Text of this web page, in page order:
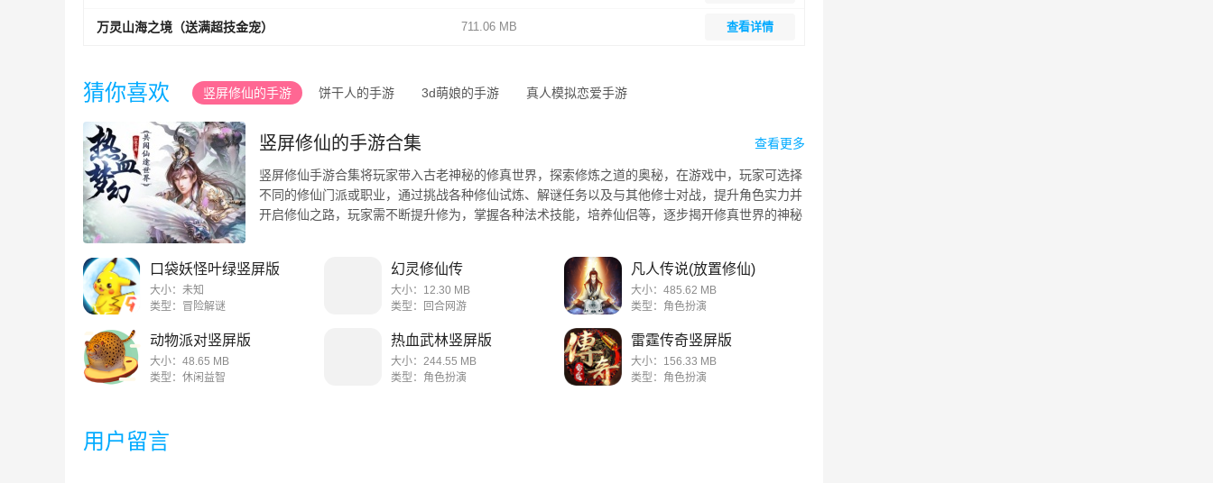
万灵山海之境（送满超技金宠） 711.06 MB 查看详情
猜你喜欢 竖屏修仙的手游 饼干人的手游 3d萌娘的手游 真人模拟恋爱手游
竖屏修仙的手游合集 查看更多
竖屏修仙手游合集将玩家带入古老神秘的修真世界，探索修炼之道的奥秘，在游戏中，玩家可选择
不同的修仙门派或职业，通过挑战各种修仙试炼、解谜任务以及与其他修士对战，提升角色实力并
开启修仙之路，玩家需不断提升修为，掌握各种法术技能，培养仙侣等，逐步揭开修真世界的神秘
口袋妖怪叶绿竖屏版
大小：未知
类型：冒险解谜
幻灵修仙传
大小：12.30 MB
类型：回合网游
凡人传说(放置修仙)
大小：485.62 MB
类型：角色扮演
动物派对竖屏版
大小：48.65 MB
类型：休闲益智
热血武林竖屏版
大小：244.55 MB
类型：角色扮演
雷霆传奇竖屏版
大小：156.33 MB
类型：角色扮演
用户留言